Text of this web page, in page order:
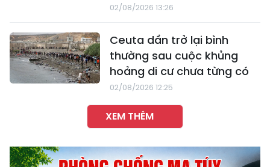
02/08/2026 13:26
Ceuta dần trở lại bình
thường sau cuộc khủng
hoảng di cư chưa từng có
02/08/2026 12:25
XEM THÊM